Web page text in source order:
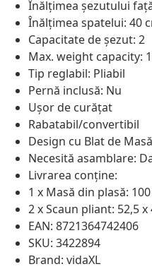
Înălțimea șezutului
Înălțimea spatelui: 40
Capacitate de șezut: 2
Max. weight capacity:
Tip reglabil: Pliabil
Pernă inclusă: Nu
Ușor de curățat
Rabatabil/convertibil
Design cu Blat de
Necesită asamblare:
Livrarea conține:
1 x Masă din plasă:
2 x Scaun pliant: 52,5 x
EAN: 8721364742406
SKU: 3422894
Brand: vidaXL